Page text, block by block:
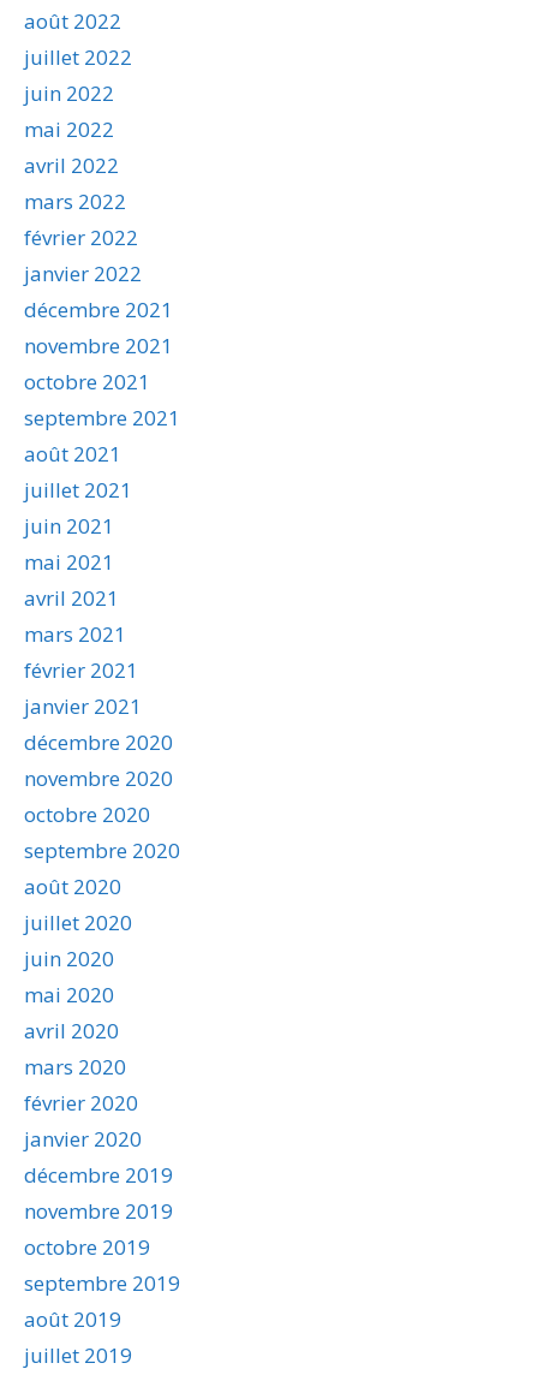
août 2022
juillet 2022
juin 2022
mai 2022
avril 2022
mars 2022
février 2022
janvier 2022
décembre 2021
novembre 2021
octobre 2021
septembre 2021
août 2021
juillet 2021
juin 2021
mai 2021
avril 2021
mars 2021
février 2021
janvier 2021
décembre 2020
novembre 2020
octobre 2020
septembre 2020
août 2020
juillet 2020
juin 2020
mai 2020
avril 2020
mars 2020
février 2020
janvier 2020
décembre 2019
novembre 2019
octobre 2019
septembre 2019
août 2019
juillet 2019